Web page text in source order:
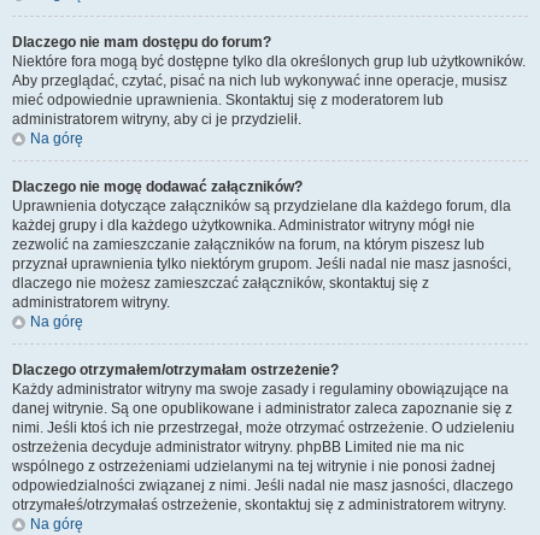
Dlaczego nie mam dostępu do forum?
Niektóre fora mogą być dostępne tylko dla określonych grup lub użytkowników.
Aby przeglądać, czytać, pisać na nich lub wykonywać inne operacje, musisz
mieć odpowiednie uprawnienia. Skontaktuj się z moderatorem lub
administratorem witryny, aby ci je przydzielił.
Na górę
Dlaczego nie mogę dodawać załączników?
Uprawnienia dotyczące załączników są przydzielane dla każdego forum, dla
każdej grupy i dla każdego użytkownika. Administrator witryny mógł nie
zezwolić na zamieszczanie załączników na forum, na którym piszesz lub
przyznał uprawnienia tylko niektórym grupom. Jeśli nadal nie masz jasności,
dlaczego nie możesz zamieszczać załączników, skontaktuj się z
administratorem witryny.
Na górę
Dlaczego otrzymałem/otrzymałam ostrzeżenie?
Każdy administrator witryny ma swoje zasady i regulaminy obowiązujące na
danej witrynie. Są one opublikowane i administrator zaleca zapoznanie się z
nimi. Jeśli ktoś ich nie przestrzegał, może otrzymać ostrzeżenie. O udzieleniu
ostrzeżenia decyduje administrator witryny. phpBB Limited nie ma nic
wspólnego z ostrzeżeniami udzielanymi na tej witrynie i nie ponosi żadnej
odpowiedzialności związanej z nimi. Jeśli nadal nie masz jasności, dlaczego
otrzymałeś/otrzymałaś ostrzeżenie, skontaktuj się z administratorem witryny.
Na górę